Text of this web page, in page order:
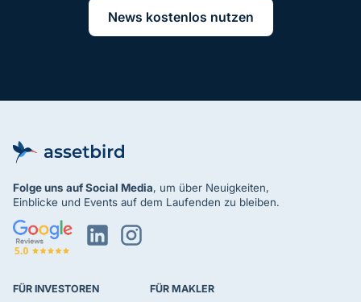
News kostenlos nutzen
Folge uns auf Social Media, um über Neuigkeiten,
Einblicke und Events auf dem Laufenden zu bleiben.
FÜR INVESTOREN FÜR MAKLER